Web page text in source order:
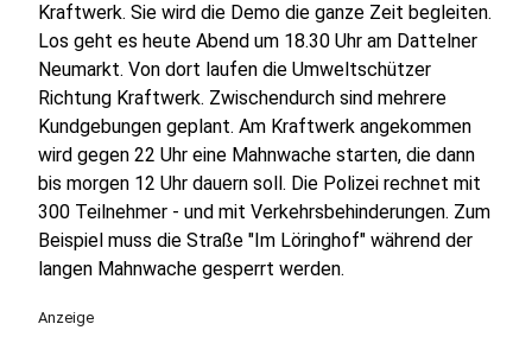
Kraftwerk. Sie wird die Demo die ganze Zeit begleiten.
Los geht es heute Abend um 18.30 Uhr am Dattelner
Neumarkt. Von dort laufen die Umweltschützer
Richtung Kraftwerk. Zwischendurch sind mehrere
Kundgebungen geplant. Am Kraftwerk angekommen
wird gegen 22 Uhr eine Mahnwache starten, die dann
bis morgen 12 Uhr dauern soll. Die Polizei rechnet mit
300 Teilnehmer - und mit Verkehrsbehinderungen. Zum
Beispiel muss die Straße "Im Löringhof" während der
langen Mahnwache gesperrt werden.
Anzeige